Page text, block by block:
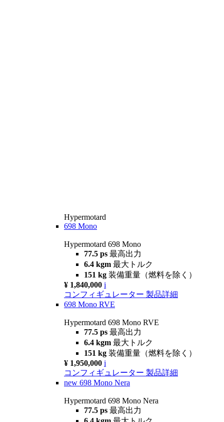
Hypermotard
698 Mono
Hypermotard 698 Mono
77.5 ps 最高出力
6.4 kgm 最大トルク
151 kg 装備重量（燃料を除く）
¥ 1,840,000 i
コンフィギュレーター 製品詳細
698 Mono RVE
Hypermotard 698 Mono RVE
77.5 ps 最高出力
6.4 kgm 最大トルク
151 kg 装備重量（燃料を除く）
¥ 1,950,000 i
コンフィギュレーター 製品詳細
new 698 Mono Nera
Hypermotard 698 Mono Nera
77.5 ps 最高出力